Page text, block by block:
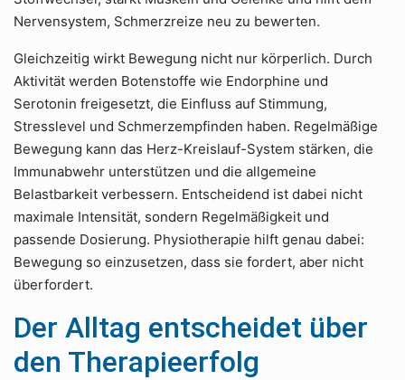
Nervensystem, Schmerzreize neu zu bewerten.
Gleichzeitig wirkt Bewegung nicht nur körperlich. Durch
Aktivität werden Botenstoffe wie Endorphine und
Serotonin freigesetzt, die Einfluss auf Stimmung,
Stresslevel und Schmerzempfinden haben. Regelmäßige
Bewegung kann das Herz-Kreislauf-System stärken, die
Immunabwehr unterstützen und die allgemeine
Belastbarkeit verbessern. Entscheidend ist dabei nicht
maximale Intensität, sondern Regelmäßigkeit und
passende Dosierung. Physiotherapie hilft genau dabei:
Bewegung so einzusetzen, dass sie fordert, aber nicht
überfordert.
Der Alltag entscheidet über
den Therapieerfolg